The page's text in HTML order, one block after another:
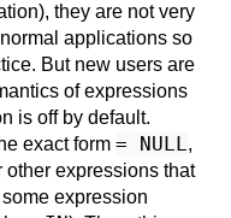
they are not very
applications so
But new users are
of expressions
is off by default.
exact form = NULL,
other expressions that
expression